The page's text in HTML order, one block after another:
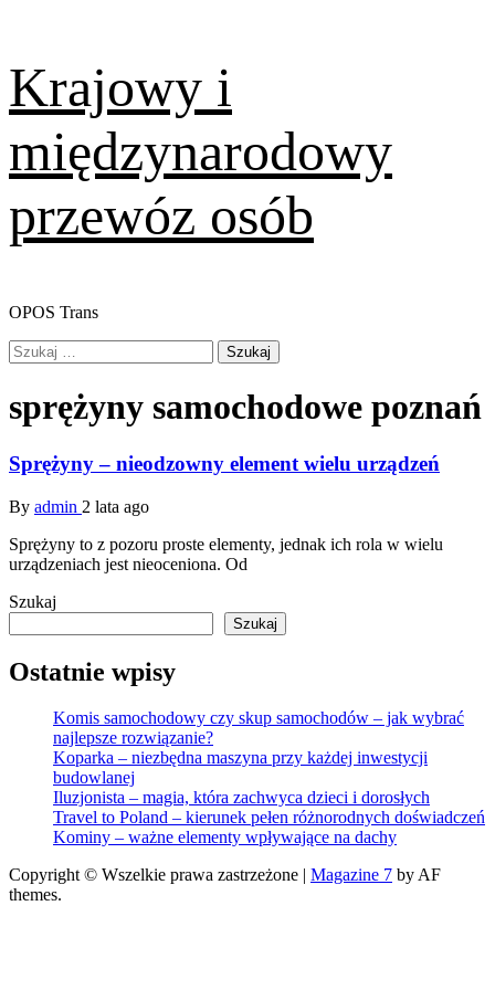
content
Krajowy i
międzynarodowy
przewóz osób
OPOS Trans
Primary
Menu
Szukaj:
sprężyny samochodowe poznań
Sprężyny – nieodzowny element wielu urządzeń
By admin 2 lata ago
Sprężyny to z pozoru proste elementy, jednak ich rola w wielu
urządzeniach jest nieoceniona. Od
Szukaj
Szukaj
Ostatnie wpisy
Komis samochodowy czy skup samochodów – jak wybrać
najlepsze rozwiązanie?
Koparka – niezbędna maszyna przy każdej inwestycji
budowlanej
Iluzjonista – magia, która zachwyca dzieci i dorosłych
Travel to Poland – kierunek pełen różnorodnych doświadczeń
Kominy – ważne elementy wpływające na dachy
Copyright © Wszelkie prawa zastrzeżone | Magazine 7 by AF
themes.